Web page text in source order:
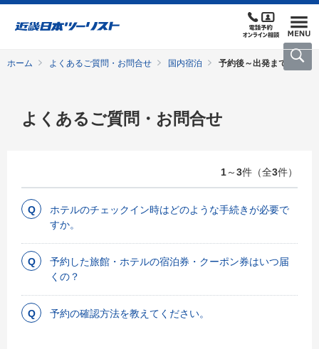
ホーム よくあるご質問・お問合せ 国内宿泊 予約後～出発まで
よくあるご質問・お問合せ
1～3件（全3件）
ホテルのチェックイン時はどのような手続きが必要で
すか。
予約した旅館・ホテルの宿泊券・クーポン券はいつ届
くの？
予約の確認方法を教えてください。